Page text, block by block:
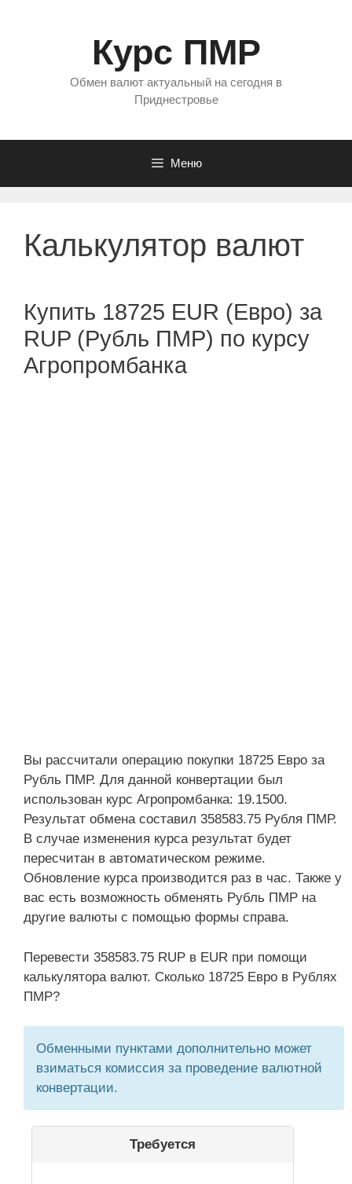
Курс ПМР
Обмен валют актуальный на сегодня в
Приднестровье
Меню
Калькулятор валют
Купить 18725 EUR (Евро) за
RUP (Рубль ПМР) по курсу
Агропромбанка
Вы рассчитали операцию покупки 18725 Евро за
Рубль ПМР. Для данной конвертации был
использован курс Агропромбанка: 19.1500.
Результат обмена составил 358583.75 Рубля ПМР.
В случае изменения курса результат будет
пересчитан в автоматическом режиме.
Обновление курса производится раз в час. Также у
вас есть возможность обменять Рубль ПМР на
другие валюты с помощью формы справа.
Перевести 358583.75 RUP в EUR при помощи
калькулятора валют. Сколько 18725 Евро в Рублях
ПМР?
Обменными пунктами дополнительно может
взиматься комиссия за проведение валютной
конвертации.
Требуется